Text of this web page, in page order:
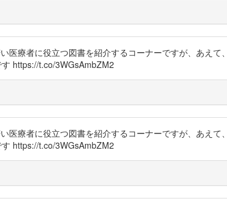
医療者に役立つ図書を紹介するコーナーですが、あえ
https://t.co/3WGsAmbZM2
医療者に役立つ図書を紹介するコーナーですが、あえ
https://t.co/3WGsAmbZM2